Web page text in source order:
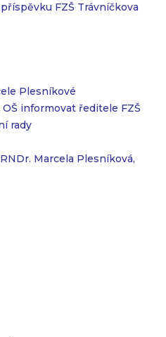
FZŠ Trávníčkova
Plesníkové
informovat ředitele FZŠ
rady
Marcela Plesníková,